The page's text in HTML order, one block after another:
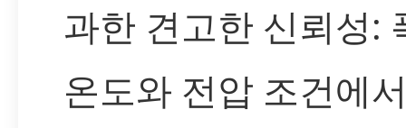
과한 견고한 신뢰성:
온도와 전압 조건에